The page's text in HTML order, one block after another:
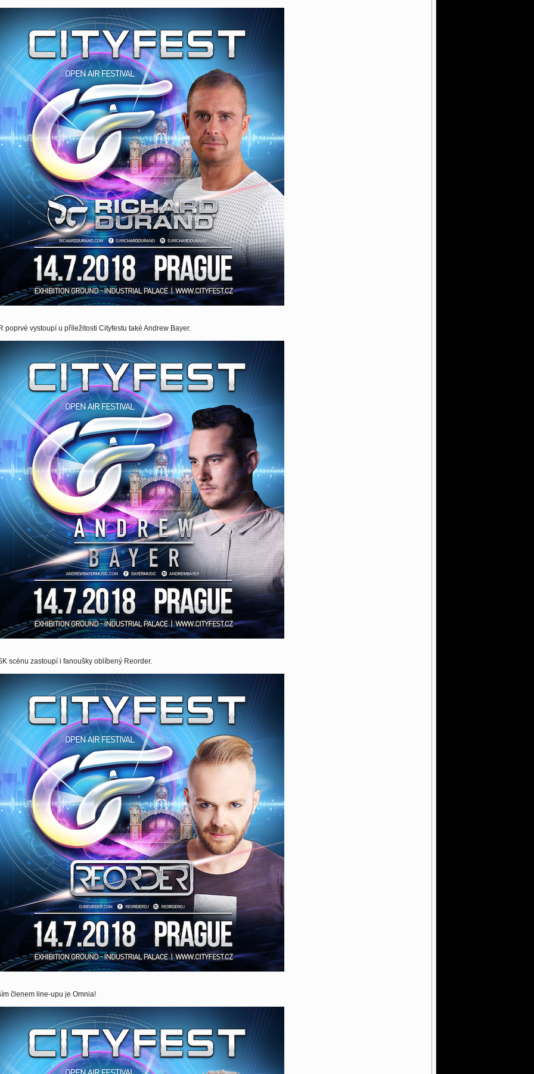
poprvé vystoupí u příležitosti Cityfestu také Andrew Bayer.
scénu zastoupí i fanoušky oblíbený Reorder.
členem line-upu je Omnia!